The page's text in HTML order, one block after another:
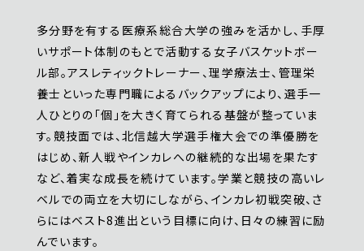
多分野を有する医療系総合大学の強みを活かし、手厚
いサポート体制のもとで活動する女子バスケットボー
ル部。アスレティックトレーナー、理学療法士、管理栄
養士といった専門職によるバックアップにより、選手一
人ひとりの「個」を大きく育てられる基盤が整っていま
す。競技面では、北信越大学選手権大会での準優勝を
はじめ、新人戦やインカレへの継続的な出場を果たす
など、着実な成長を続けています。学業と競技の高いレ
ベルでの両立を大切にしながら、インカレ初戦突破、さ
らにはベスト8進出という目標に向け、日々の練習に励
んでいます。